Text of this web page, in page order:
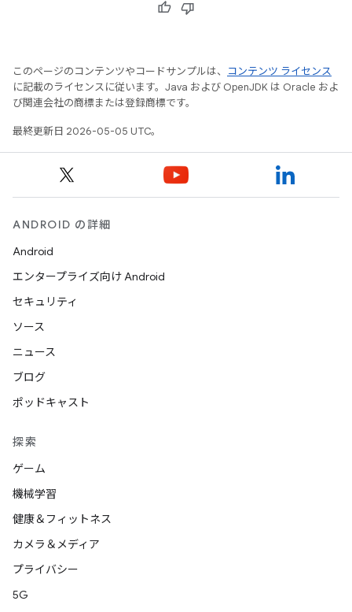
このページのコンテンツやコードサンプルは、
コンテンツ ライセンス
に記載のライセンスに従います。Java および OpenJDK は Oracle およ
び関連会社の商標または登録商標です。
最終更新日 2026-05-05 UTC。
ANDROID の詳細
Android
エンタープライズ向け Android
セキュリティ
ソース
ニュース
ブログ
ポッドキャスト
探索
ゲーム
機械学習
健康＆フィットネス
カメラ＆メディア
プライバシー
5G